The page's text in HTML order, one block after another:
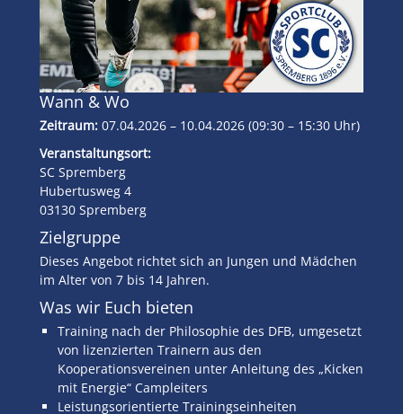
Wann & Wo
Zeitraum: 07.04.2026 – 10.04.2026 (09:30 – 15:30 Uhr)
Veranstaltungsort:
SC Spremberg
Hubertusweg 4
03130 Spremberg
Zielgruppe
Dieses Angebot richtet sich an Jungen und Mädchen
im Alter von 7 bis 14 Jahren.
Was wir Euch bieten
Training nach der Philosophie des DFB, umgesetzt
von lizenzierten Trainern aus den
Kooperationsvereinen unter Anleitung des „Kicken
mit Energie“ Campleiters
Leistungsorientierte Trainingseinheiten